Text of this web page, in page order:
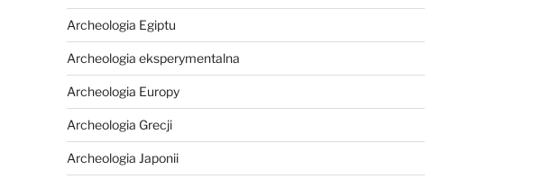
Archeologia Egiptu
Archeologia eksperymentalna
Archeologia Europy
Archeologia Grecji
Archeologia Japonii